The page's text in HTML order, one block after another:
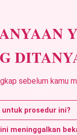
sebelum kamu
prosedur ini?
meninggalkan